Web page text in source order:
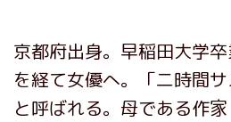
京都府出身。早稲田大学
を経て女優へ。「二時間サ
と呼ばれる。母である作